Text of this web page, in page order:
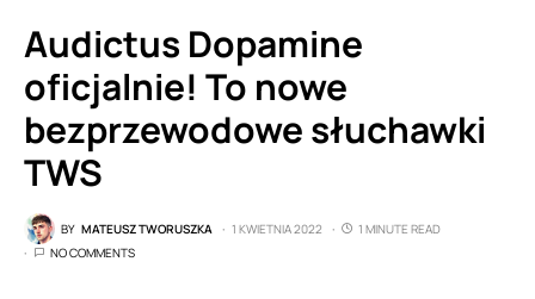
Audictus Dopamine
oficjalnie! To nowe
bezprzewodowe słuchawki
TWS
BY MATEUSZ TWORUSZKA 1 KWIETNIA 2022
1 MINUTE READ
NO COMMENTS